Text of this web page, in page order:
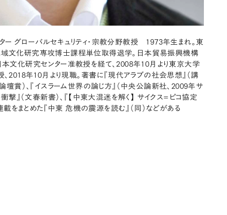
グローバルセキュリティ・宗教分野教授 1973年生まれ。東
文化研究専攻博士課程単位取得退学。日本貿易振興機構
文化研究センター准教授を経て、2008年10月より東京大学
2018年10月より現職。著書に『現代アラブの社会思想』（講
賞）、『イスラーム世界の論じ方』（中央公論新社、2009年サ
撃』（文春新書）、『【中東大混迷を解く】 サイクス=ピコ協定
をまとめた『中東 危機の震源を読む』（同）などがある